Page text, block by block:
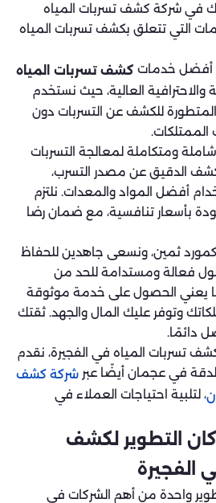
في شركة كشف تسربات المياه
التي تتعلق بكشف تسربات المياه
أفضل خدمات كشف تسربات المياه
والاحترافية العالية، حيث نستخدم
المتطورة للكشف عن التسربات دون
الممتلكات.
ومتكاملة لمعالجة التسربات
الدقيق عن مصدر التسرب،
أفضل المواد والمعدات. نلتزم
بأسعار تنافسية، مع ضمان رضا
ثمين، ونسعى جاهدين للحفاظ
فعالة ومستدامة للحد من
لنا يعني الحصول على خدمة موثوقة
وتوفر عليك المال والجهد. ثقتك
دائمًا.
تسربات المياه في الفجيرة، نقدم
في عجمان أيضًا عبر شركة كشف
، لتلبية احتياجات العملاء في
التطوير لكشف
الفجيرة
واحدة من أهم الشركات في